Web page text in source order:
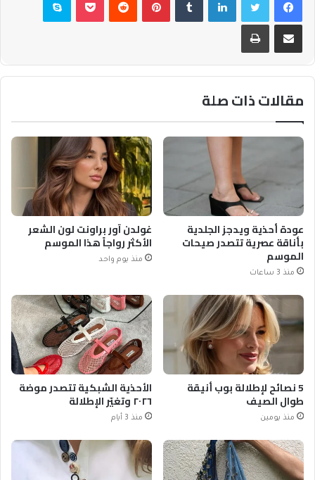
مشاركة عبر البريد طباعة
مقالات ذات صلة
عودة أحذية ويدجز الجلدية
بأناقة عصرية تتصدر صيحات
الموسم
منذ 3 ساعات
غولدن آور براونت لون الشعر
الأكثر رواجاً هذا الموسم
منذ يوم واحد
5 نصائح لإطلالة بوب أنيقة
طوال الصيف
منذ يومين
الأحذية الشبكية تتصدر موضة
٢٠٢٦ وتغيّر الإطلالة
منذ 3 أيام